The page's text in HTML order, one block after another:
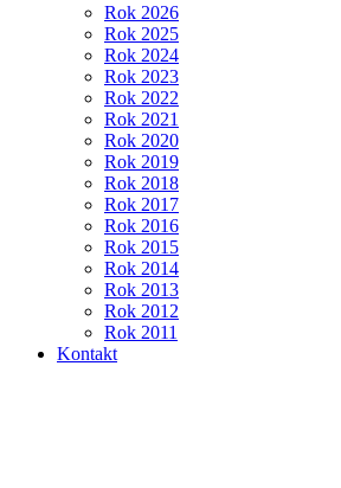
Rok 2026
Rok 2025
Rok 2024
Rok 2023
Rok 2022
Rok 2021
Rok 2020
Rok 2019
Rok 2018
Rok 2017
Rok 2016
Rok 2015
Rok 2014
Rok 2013
Rok 2012
Rok 2011
Kontakt